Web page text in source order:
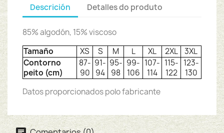
Descrición Detalles do produto
85% algodón, 15% viscoso
Tamaño
XS S M L XL 2XL
3XL
Contorno
peito (cm)
87-
90
91-
94
95-
98
99-
106
107-
114
115-
122
123-
130
Datos proporcionados polo fabricante